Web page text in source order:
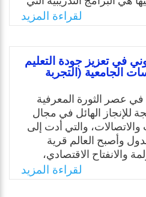
إدارة التميز بهذه
Email
وغيرها من
أكاديمية الملكة رانيا
المهنية التزام المعلم
والتعليم وتحمله لكافة
والبعد عن التقصير في
الأردنية الهاشمية في
معلمين قادرين على
والنهوض بالمجتمع، وحيث
لمعرفة فاعلية البرامج
الملكة رانيا
المهنية والاتجاه نحو
لقراءة المزيد
في تعزيز جودة التعليم
الجامعية (التجربة
في عصر الثورة المعرفية
للإنجاز الهائل في مجال
والاتصالات، والتي أدت إلى
وأصبح العالم قرية
والانفتاح الاقتصادي،
والاهتمام بضمان
على تحسينها. من هذا
لقراءة المزيد